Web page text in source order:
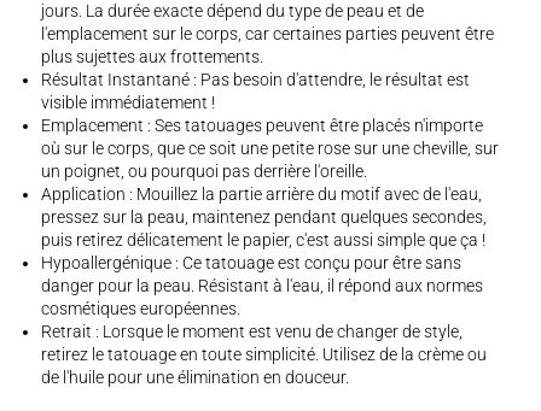
jours. La durée exacte dépend du type de peau et de
l'emplacement sur le corps, car certaines parties peuvent être
plus sujettes aux frottements.
Résultat Instantané : Pas besoin d'attendre, le résultat est
visible immédiatement !
Emplacement : Ses tatouages peuvent être placés n'importe
où sur le corps, que ce soit une petite rose sur une cheville, sur
un poignet, ou pourquoi pas derrière l'oreille.
Application : Mouillez la partie arrière du motif avec de l'eau,
pressez sur la peau, maintenez pendant quelques secondes,
puis retirez délicatement le papier, c'est aussi simple que ça !
Hypoallergénique : Ce tatouage est conçu pour être sans
danger pour la peau. Résistant à l'eau, il répond aux normes
cosmétiques européennes.
Retrait : Lorsque le moment est venu de changer de style,
retirez le tatouage en toute simplicité. Utilisez de la crème ou
de l'huile pour une élimination en douceur.